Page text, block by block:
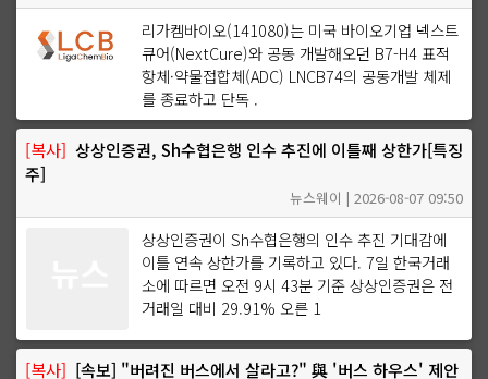
리가켐바이오(141080)는 미국 바이오기업 넥스트
큐어(NextCure)와 공동 개발해오던 B7-H4 표적
항체·약물접합체(ADC) LNCB74의 공동개발 체제
를 종료하고 단독 .
[복사] 상상인증권, Sh수협은행 인수 추진에 이틀째 상한가[특징
주]
뉴스웨이 | 2026-08-07 09:50
상상인증권이 Sh수협은행의 인수 추진 기대감에
이틀 연속 상한가를 기록하고 있다. 7일 한국거래
소에 따르면 오전 9시 43분 기준 상상인증권은 전
거래일 대비 29.91% 오른 1
[복사] [속보] "버려진 버스에서 살라고?" 與 '버스 하우스' 제안